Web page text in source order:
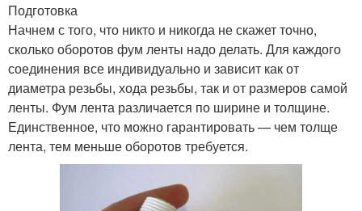
Подготовка
Начнем с того, что никто и никогда не скажет точно,
сколько оборотов фум ленты надо делать. Для каждого
соединения все индивидуально и зависит как от
диаметра резьбы, хода резьбы, так и от размеров самой
ленты. Фум лента различается по ширине и толщине.
Единственное, что можно гарантировать — чем толще
лента, тем меньше оборотов требуется.